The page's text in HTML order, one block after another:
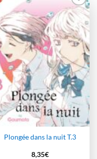
Ajouter
à la
wishlist
Plongée dans la nuit T.3
8,35€